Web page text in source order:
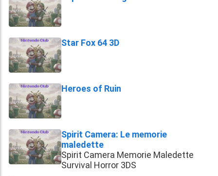
Star Fox 64 3D
Heroes of Ruin
Spirit Camera: Le memorie
maledette
Spirit Camera Memorie Maledette
Survival Horror 3DS